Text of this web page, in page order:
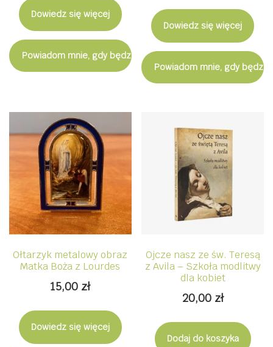
Dowiedz się więcej
Powiadom mnie, gdy będzie dostępny
Dowiedz się więcej
Powiadom mnie, gdy
Ołtarzyk metalowy obraz
Matka Boża z Lourdes
15,00 zł
Dowiedz się więcej
Ojcze nasz ze św. Teresą
z Avila – Szkoła modlitwy
dla kobiet
20,00 zł
Dodaj do koszyka